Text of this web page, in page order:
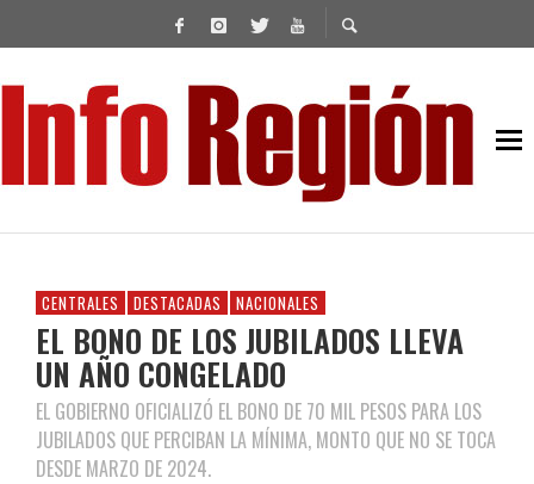
CENTRALES DESTACADAS NACIONALES
EL BONO DE LOS JUBILADOS LLEVA
UN AÑO CONGELADO
EL GOBIERNO OFICIALIZÓ EL BONO DE 70 MIL PESOS PARA LOS
JUBILADOS QUE PERCIBAN LA MÍNIMA, MONTO QUE NO SE TOCA
DESDE MARZO DE 2024.